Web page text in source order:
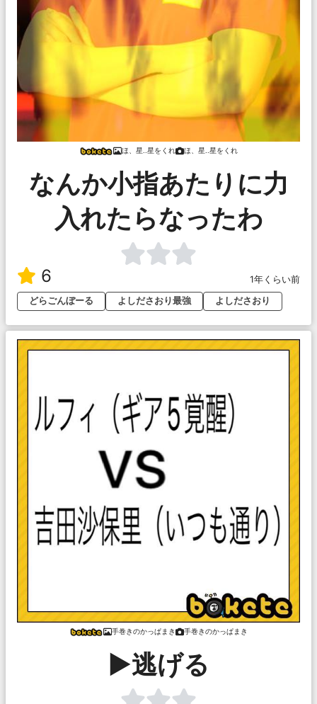
ほ、星..星をくれ ほ、星..星をくれ
なんか小指あたりに力
入れたらなったわ
6
1年くらい前
どらごんぼーる
よしださおり最強 よしださおり
手巻きのかっぱまき 手巻きのかっぱまき
▶逃げる